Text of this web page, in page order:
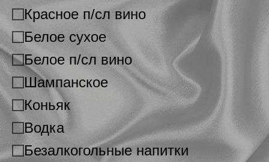
Красное п/сл вино
Белое сухое
Белое п/сл вино
Шампанское
Коньяк
Водка
Безалкогольные напитки